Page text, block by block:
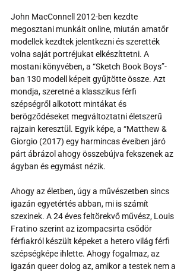
John MacConnell 2012-ben kezdte
megosztani munkáit online, miután amatőr
modellek kezdtek jelentkezni és szerették
volna saját portréjukat elkészíttetni. A
mostani könyvében, a “Sketch Book Boys”-
ban 130 modell képeit gyűjtötte össze. Azt
mondja, szeretné a klasszikus férfi
szépségről alkotott mintákat és
berögződéseket megváltoztatni életszerű
rajzain keresztül. Egyik képe, a “Matthew &
Giorgio (2017) egy harmincas éveiben járó
párt ábrázol ahogy összebújva fekszenek az
ágyban és egymást nézik.
Ahogy az életben, úgy a művészetben sincs
igazán egyetértés abban, mi is számít
szexinek. A 24 éves feltörekvő művész, Louis
Fratino szerint az izompacsirta csődör
férfiakról készült képeket a hetero világ férfi
szépségképe ihlette. Ahogy fogalmaz, az
igazán queer dolog az, amikor a testek nem a